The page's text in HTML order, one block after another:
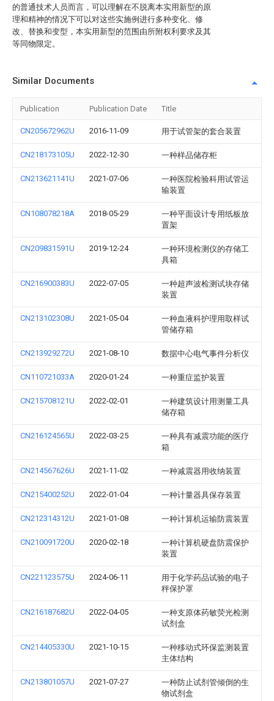
的普通技术人员而言，可以理解在不脱离本实用新型的原
理和精神的情况下可以对这些实施例进行多种变化、修
改、替换和变型，本实用新型的范围由所附权利要求及其
等同物限定。
Similar Documents
Publication Publication Date Title
CN205672962U 2016-11-09 用于试管架的套合装置
CN218173105U 2022-12-30 一种样品储存柜
CN213621141U 2021-07-06
一种医院检验科用试管运
输装置
CN108078218A 2018-05-29
一种平面设计专用纸板放
置架
CN209831591U 2019-12-24
一种环境检测仪的存储工
具箱
CN216900383U 2022-07-05
一种超声波检测试块存储
装置
CN213102308U 2021-05-04
一种血液科护理用取样试
管储存箱
CN213929272U 2021-08-10 数据中心电气事件分析仪
CN110721033A 2020-01-24 一种重症监护装置
CN215708121U 2022-02-01
一种建筑设计用测量工具
储存箱
CN216124565U 2022-03-25
一种具有减震功能的医疗
箱
CN214567626U 2021-11-02 一种减震器用收纳装置
CN215400252U 2022-01-04 一种计量器具保存装置
CN212314312U 2021-01-08 一种计算机运输防震装置
CN210091720U 2020-02-18
一种计算机硬盘防震保护
装置
CN221123575U 2024-06-11
用于化学药品试验的电子
秤保护罩
CN216187682U 2022-04-05
一种支原体药敏荧光检测
试剂盒
CN214405330U 2021-10-15
一种移动式环保监测装置
主体结构
CN213801057U 2021-07-27
一种防止试剂管倾倒的生
物试剂盒